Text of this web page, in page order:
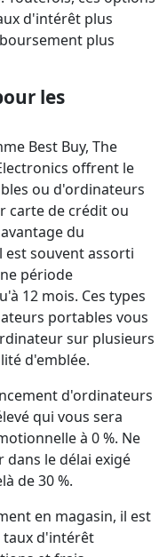
d'intérêt plus
plus
les
Best Buy, The
offrent le
ou d'ordinateurs
carte de crédit ou
du
souvent assorti
période
12 mois. Ces types
portables vous
sur plusieurs
d'emblée.
d'ordinateurs
qui vous sera
à 0 %. Ne
le délai exigé
de 30 %.
en magasin, il est
taux d'intérêt